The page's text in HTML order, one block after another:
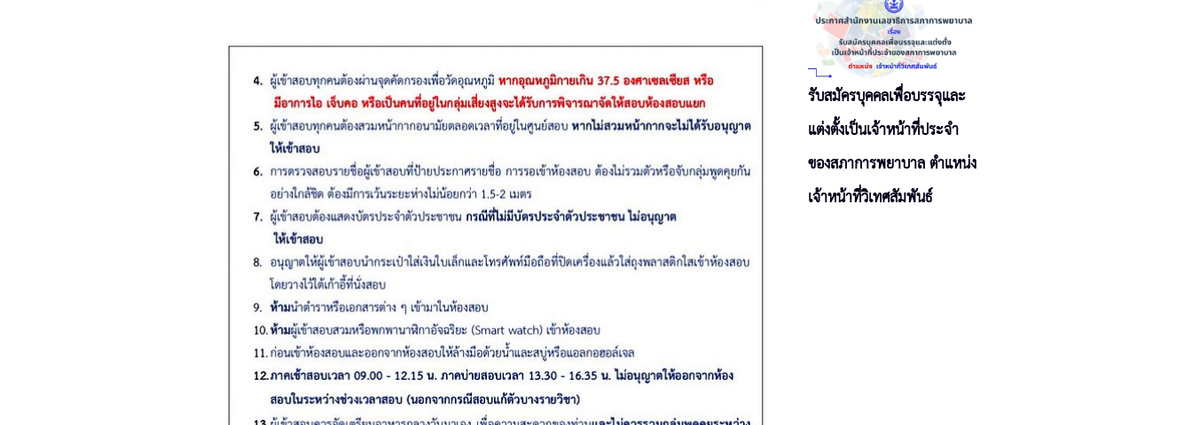
รับสมัครบุคคลเพื่อบรรจุและ
แต่งตั้งเป็นเจ้าหน้าที่ประจำ
ของสภาการพยาบาล ตำแหน่ง
เจ้าหน้าที่วิเทศสัมพันธ์